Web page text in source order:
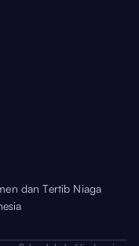
dan Tertib Niaga